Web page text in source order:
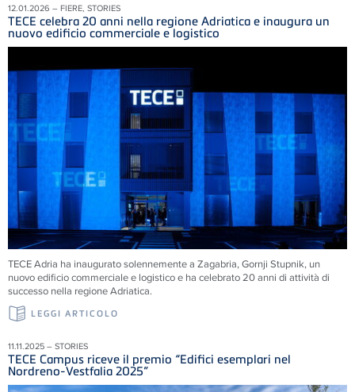
12.01.2026 – FIERE, STORIES
TECE celebra 20 anni nella regione Adriatica e inaugura un
nuovo edificio commerciale e logistico
TECE Adria ha inaugurato solennemente a Zagabria, Gornji Stupnik, un
nuovo edificio commerciale e logistico e ha celebrato 20 anni di attività di
successo nella regione Adriatica.
LEGGI ARTICOLO
11.11.2025 – STORIES
TECE Campus riceve il premio “Edifici esemplari nel
Nordreno-Vestfalia 2025”